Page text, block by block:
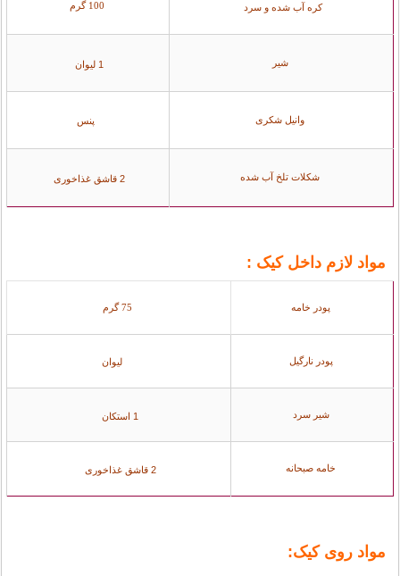
کره آب شده و سرد
شیر 1 لیوان
وانیل‏ شکری
شکلات تلخ آب شده 2 قاشق غذاخوری
مواد لازم داخل کیک :
پودر خامه
پودر نارگیل
شیر سرد 1 استکان
خامه صبحانه 2 قاشق غذاخوری
مواد روی کیک: